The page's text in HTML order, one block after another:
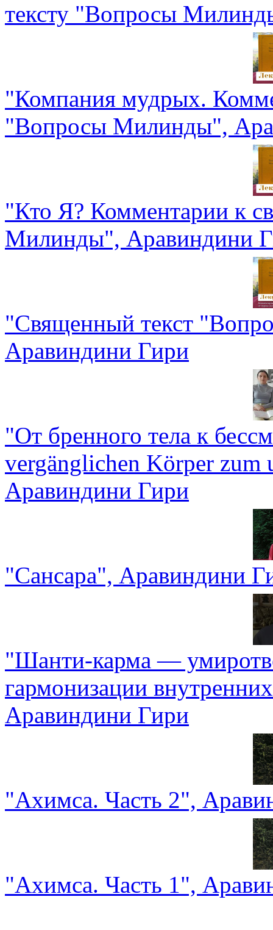
тексту "Вопросы
"Компания мудрых.
"Вопросы Милинды",
"Кто Я? Комментарии к
Милинды", Аравиндини
"Священный текст
Аравиндини Гири
"От бренного тела к
vergänglichen Körper zum
Аравиндини Гири
"Сансара", Аравиндини
"Шанти-карма —
гармонизации
Аравиндини Гири
"Ахимса. Часть 2",
"Ахимса. Часть 1",